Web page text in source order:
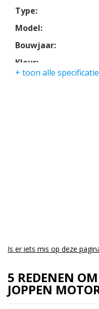
Type:
Model:
Bouwjaar:
Kleur:
+ toon alle
Is er iets mis op deze
5 REDENEN
JOPPEN